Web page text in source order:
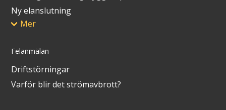
Ny elanslutning
Mer
Felanmälan
Driftstörningar
Varför blir det strömavbrott?